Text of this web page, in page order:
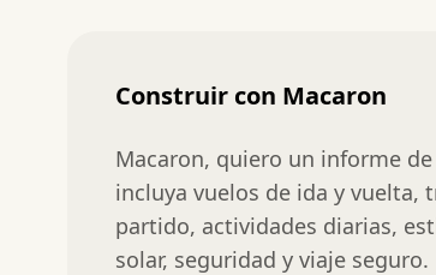
Construir con Macaron
Macaron, quiero un informe
incluya vuelos de ida y vuelta,
partido, actividades diarias,
solar, seguridad y viaje seguro.